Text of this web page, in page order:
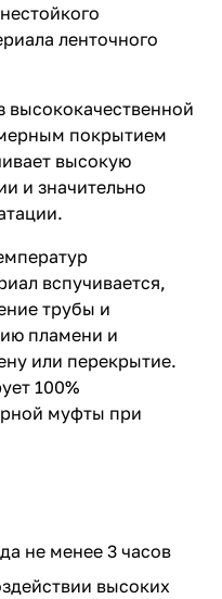
ленточного
высококачественной
покрытием
высокую
и значительно
вспучивается,
трубы и
пламени и
или перекрытие.
100%
муфты при
не менее 3 часов
высоких